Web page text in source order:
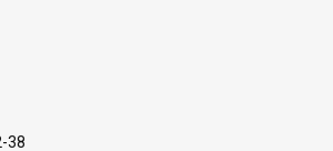
38